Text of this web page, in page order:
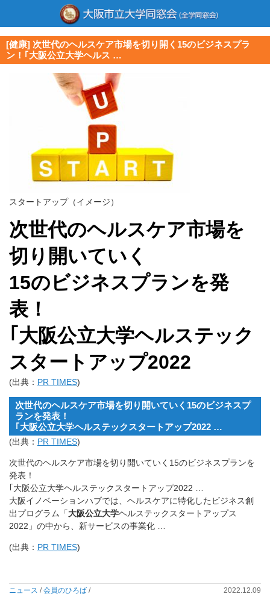
[健康] 次世代のヘルスケア市場を切り開く15のビジネスプラ
ン！｢大阪公立大学ヘルス …
スタートアップ（イメージ）
次世代のヘルスケア市場を
切り開いていく
15のビジネスプランを発
表！
｢大阪公立大学ヘルステック
スタートアップ2022
(出典： PR TIMES)
次世代のヘルスケア市場を切り開いていく15のビジネスプ
ランを発表！
｢大阪公立大学ヘルステックスタートアップ2022 …
(出典： PR TIMES)
次世代のヘルスケア市場を切り開いていく15のビジネスプランを
発表！
｢大阪公立大学ヘルステックスタートアップ2022 …
大阪イノベーションハブでは、ヘルスケアに特化したビジネス創
出プログラム「大阪公立大学ヘルステックスタートアップス
2022」の中から、新サービスの事業化 …
(出典： PR TIMES)
ニュース /会員のひろば / 2022.12.09